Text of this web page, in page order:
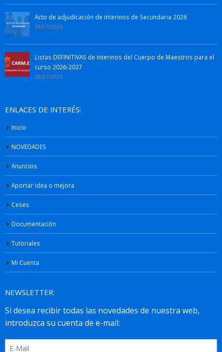
Acto de adjudicación de interinos de Secundaria 2026
29/07/2026
Listas DEFINITIVAS de interinos del Cuerpo de Maestros para el
curso 2026-2027
28/07/2026
ENLACES DE INTERÉS:
Inicio
NOVEDADES
Anuncios
Aportar idea o mejora
Ceses
Documentación
Tutoriales
Mi Cuenta
NEWSLETTER: